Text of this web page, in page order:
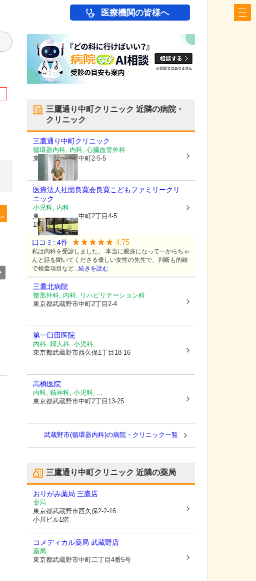
医療機関の皆様へ
三鷹通り中町クリニック 近隣の病院・
クリニック
三鷹通り中町クリニック
循環器内科, 内科, 心臓血管外科
東京都武蔵野市中町2-5-5
医療法人社団良寛会 良寛こどもファミリークリ
ニック
小児科, 内科
東京都武蔵野市中町2丁目4-5
1階
口コミ: 4件 4.75
私は内科を受診しました。 本当に親身になって一からちゃ
んと話を聞いてくださる優しい女性の先生で、判断も的確
で検査項目など...続きを読む
三鷹北病院
整形外科, 内科, リハビリテーション科
東京都武蔵野市中町2丁目2-4
第一臼田医院
内科, 婦人科, 小児科, ...
東京都武蔵野市西久保1丁目18-16
高橋医院
内科, 精神科, 小児科, ...
東京都武蔵野市中町2丁目13-25
武蔵野市(循環器内科)の病院・クリニック一覧
三鷹通り中町クリニック 近隣の薬局
おりがみ薬局 三鷹店
薬局
東京都武蔵野市西久保2-2-16
小川ビル1階
コメディカル薬局 武蔵野店
薬局
東京都武蔵野市中町二丁目4番5号